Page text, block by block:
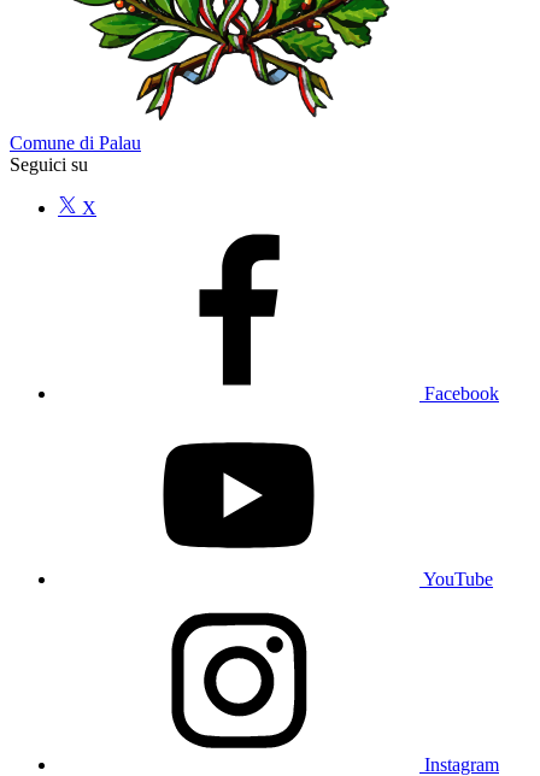
Comune di Palau
Seguici su
X
Facebook
YouTube
Instagram